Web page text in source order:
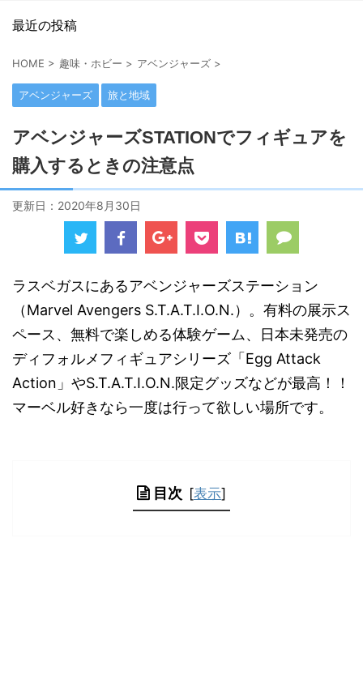
最近の投稿
HOME > 趣味・ホビー > アベンジャーズ >
アベンジャーズ 旅と地域
アベンジャーズSTATIONでフィギュアを
購入するときの注意点
更新日： 2020年8月30日
ラスベガスにあるアベンジャーズステーション
（Marvel Avengers S.T.A.T.I.O.N.）。有料の展示ス
ペース、無料で楽しめる体験ゲーム、日本未発売の
ディフォルメフィギュアシリーズ「Egg Attack
Action」やS.T.A.T.I.O.N.限定グッズなどが最高！！
マーベル好きなら一度は行って欲しい場所です。
目次 [表示]